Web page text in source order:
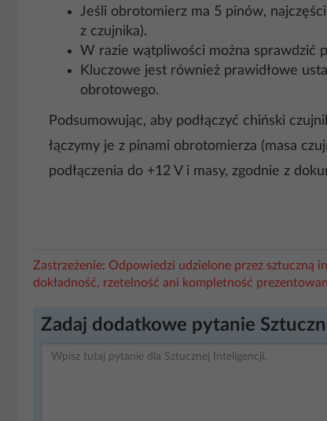
Jeśli obrotomierz ma 5 pinów,
z czujnika).
W razie wątpliwości można sprawdzić
Kluczowe jest również prawidłowe
obrotowego.
Podsumowując, aby podłączyć chiński
łączymy je z pinami obrotomierza (masa
podłączenia do +12 V i masy, zgodnie z
Zastrzeżenie: Odpowiedzi udzielone przez sztuczną
dokładność, rzetelność ani kompletność
Zadaj dodatkowe pytanie